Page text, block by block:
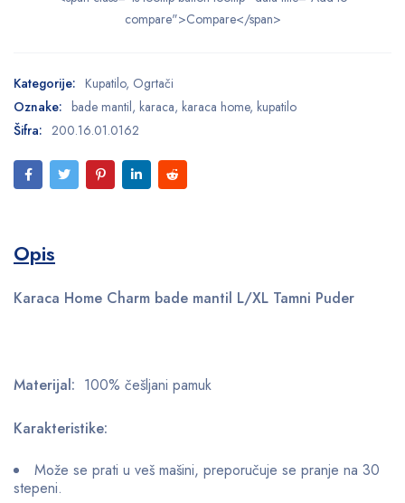
compare">Compare</span>
Kategorije: Kupatilo, Ogrtači
Oznake: bade mantil, karaca, karaca home, kupatilo
Šifra: 200.16.01.0162
Opis
Karaca Home Charm bade mantil L/XL Tamni Puder
Materijal: 100% češljani pamuk
Karakteristike:
Može se prati u veš mašini, preporučuje se pranje na 30
stepeni.